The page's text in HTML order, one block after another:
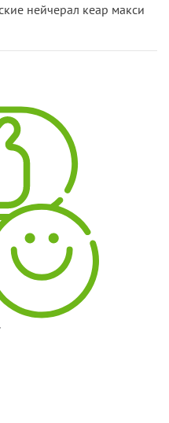
нейчерал кеар макси